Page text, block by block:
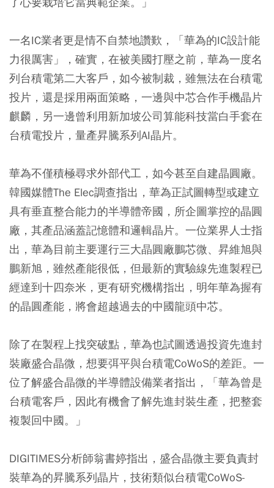
一名IC業者更是情不自禁地讚歎，「華為的IC設計能
力很厲害」，確實，在被美國打壓之前，華為一度名
列台積電第二大客戶，如今被制裁，雖無法在台積電
投片，還是採用兩面策略，一邊與中芯合作手機晶片
麒麟，另一邊曾利用新加坡公司算能科技當白手套在
台積電投片，量產昇騰系列AI晶片。
華為不僅積極尋求外部代工，如今甚至自建晶圓廠。
韓國媒體The Elec調查指出，華為正試圖轉型或建立
具有垂直整合能力的半導體帝國，所企圖掌控的晶圓
廠，其產品涵蓋記憶體和邏輯晶片。一位業界人士指
出，華為目前主要運行三大晶圓廠鵬芯微、昇維旭與
鵬新旭，雖然產能很低，但最新的實驗線先進製程已
經達到十四奈米，更有研究機構指出，明年華為握有
的晶圓產能，將會超越過去的中國龍頭中芯。
除了在製程上找突破點，華為也試圖透過投資先進封
裝廠盛合晶微，想要弭平與台積電CoWoS的差距。一
位了解盛合晶微的半導體設備業者指出，「華為曾是
台積電客戶，因此有機會了解先進封裝生產，把整套
複製回中國。」
DIGITIMES分析師翁書婷指出，盛合晶微主要負責封
裝華為的昇騰系列晶片，技術類似台積電CoWoS-